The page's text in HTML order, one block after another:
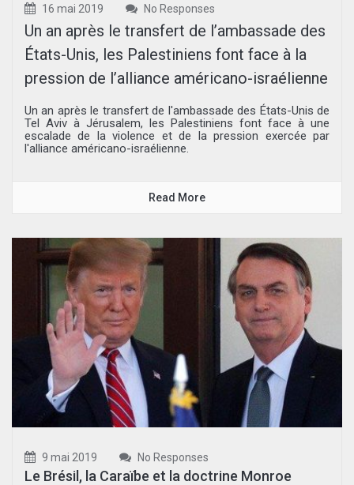
16 mai 2019 No Responses
Un an après le transfert de l’ambassade des
États-Unis, les Palestiniens font face à la
pression de l’alliance américano-israélienne
Un an après le transfert de l'ambassade des États-Unis de
Tel Aviv à Jérusalem, les Palestiniens font face à une
escalade de la violence et de la pression exercée par
l'alliance américano-israélienne.
Read More
9 mai 2019 No Responses
Le Brésil, la Caraïbe et la doctrine Monroe